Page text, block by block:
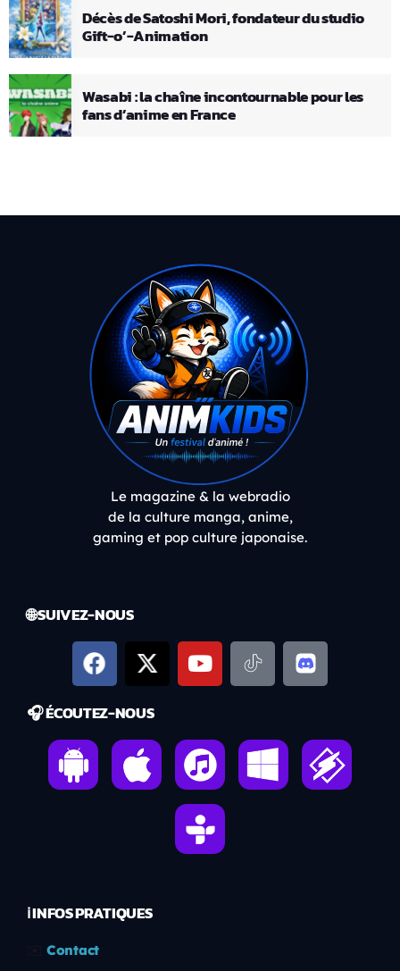
Décès de Satoshi Mori, fondateur du studio
Gift-o’-Animation
Wasabi : la chaîne incontournable pour les
fans d’anime en France
Le magazine & la webradio
de la culture manga, anime,
gaming et pop culture japonaise.
🌐 SUIVEZ-NOUS
🎧 ÉCOUTEZ-NOUS
ℹ️ INFOS PRATIQUES
Contact